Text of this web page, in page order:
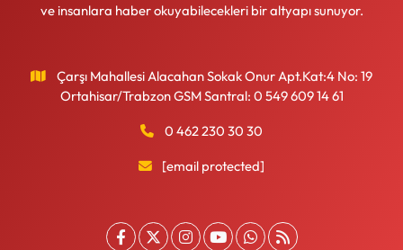
ve insanlara haber okuyabilecekleri bir altyapı sunuyor.
Çarşı Mahallesi Alacahan Sokak Onur Apt.Kat:4 No: 19
Ortahisar/Trabzon GSM Santral: 0 549 609 14 61
0 462 230 30 30
[email protected]